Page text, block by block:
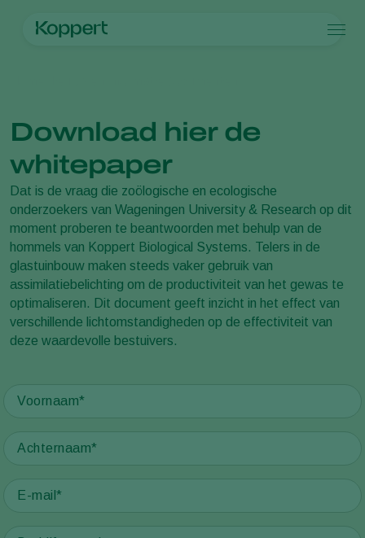
Ziektebestrijding
Bestuiving
Weerbaar telen
Uitzettechnieken
Monitoring & Scouting
Services
Bedekte groenteteelt
Siergewassen
Fruit
Vollegrondsgroenten
Akkerbouwgewassen
Plagen en ziekten
Plagen
Plantenziekten
Over Koppert
Over Koppert
Over Koppert
Nieuws en informatie
Duurzaamheid
Werken bij Koppert
Contact
Zoeken
Download hier de
whitepaper
Dat is de vraag die zoölogische en ecologische
onderzoekers van Wageningen University & Research op dit
moment proberen te beantwoorden met behulp van de
hommels van Koppert Biological Systems. Telers in de
glastuinbouw maken steeds vaker gebruik van
assimilatiebelichting om de productiviteit van het gewas te
optimaliseren. Dit document geeft inzicht in het effect van
verschillende lichtomstandigheden op de effectiviteit van
deze waardevolle bestuivers.